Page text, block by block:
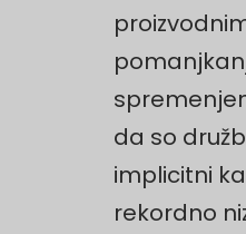
da so
implicitni
rekordno